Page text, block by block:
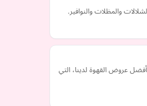
والمظلات والنوافير.
عروض القهوة لدينا، التي